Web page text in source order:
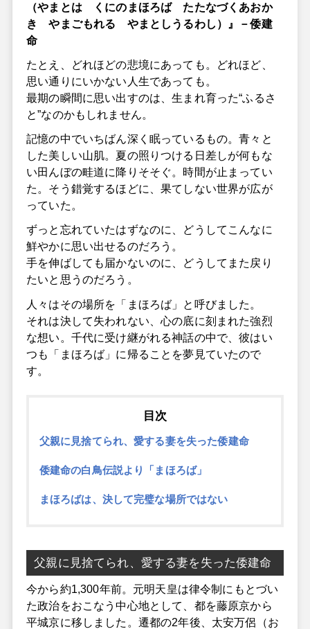
（やまとは くにのまほろば たたなづくあおか
き やまごもれる やまとしうるわし）』－倭建
命
たとえ、どれほどの悲境にあっても。どれほど、
思い通りにいかない人生であっても。
最期の瞬間に思い出すのは、生まれ育った“ふるさ
と”なのかもしれません。
記憶の中でいちばん深く眠っているもの。青々と
した美しい山肌。夏の照りつける日差しが何もな
い田んぼの畦道に降りそそぐ。時間が止まってい
た。そう錯覚するほどに、果てしない世界が広が
っていた。
ずっと忘れていたはずなのに、どうしてこんなに
鮮やかに思い出せるのだろう。
手を伸ばしても届かないのに、どうしてまた戻り
たいと思うのだろう。
人々はその場所を「まほろば」と呼びました。
それは決して失われない、心の底に刻まれた強烈
な想い。千代に受け継がれる神話の中で、彼はい
つも「まほろば」に帰ることを夢見ていたので
す。
目次
父親に見捨てられ、愛する妻を失った倭建命
倭建命の白鳥伝説より「まほろば」
まほろばは、決して完璧な場所ではない
父親に見捨てられ、愛する妻を失った倭建命
今から約1,300年前。元明天皇は律令制にもとづい
た政治をおこなう中心地として、都を藤原京から
平城京に移しました。遷都の2年後、太安万侶（お